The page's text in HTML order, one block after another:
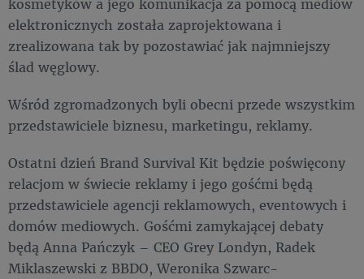
elektronicznych została zaprojektowana i
zrealizowana tak by pozostawiać jak najmniejszy
ślad węglowy.
Wśród zgromadzonych byli obecni przede wszystkim
przedstawiciele biznesu, marketingu, reklamy.
Ostatni dzień Brand Survival Kit będzie poświęcony
relacjom w świecie reklamy i jego gośćmi będą
przedstawiciele agencji reklamowych, eventowych i
domów mediowych. Gośćmi zamykającej debaty
będą Anna Pańczyk – CEO Grey Londyn, Radek
Miklaszewski z BBDO, Weronika Szwarc-